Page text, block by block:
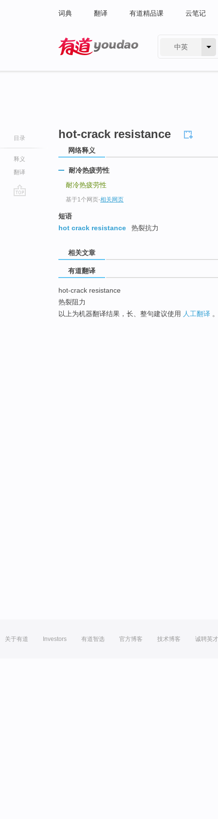
词典 翻译 有道精品课 云笔记
中英
目录
释义
翻译
hot-crack resistance
网络释义
耐冷热疲劳性
耐冷热疲劳性
基于1个网页-相关网页
短语
hot crack resistance
热裂抗力
相关文章
有道翻译
hot-crack resistance
热裂阻力
以上为机器翻译结果，长、整句建议使用 人工翻译
关于有道 Investors 有道智选 官方博客 技术博客 诚聘英才